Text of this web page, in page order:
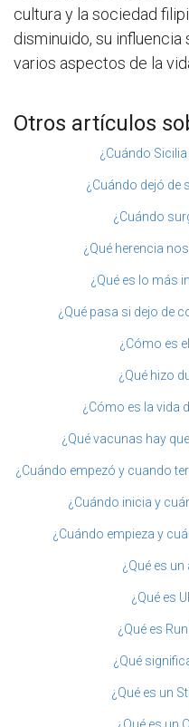
cultura y la sociedad
disminuido, su
varios aspectos de la
Otros artículos
¿Cuándo
¿Cuándo dejó de
¿Cuándo
¿Qué herencia
¿Qué es lo más
¿Qué pasa si dejo de
¿Cómo es
¿Qué hizo
¿Cómo es la vida
¿Qué vacunas hay
¿Cuándo empezó y cuando
¿Cuándo inicia y
¿Cuándo empieza y
¿Qué es
¿Qué es
¿Qué es
¿Qué
¿Qué es un
¿Qué es un